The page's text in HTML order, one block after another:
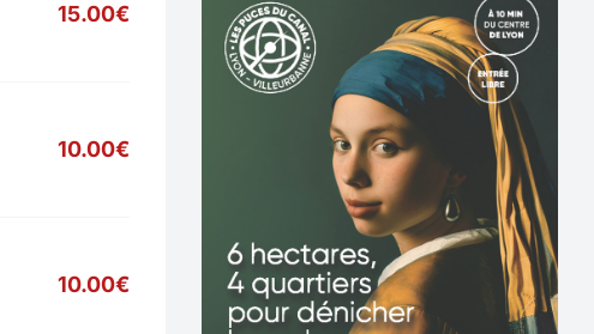
15.00€
10.00€
10.00€